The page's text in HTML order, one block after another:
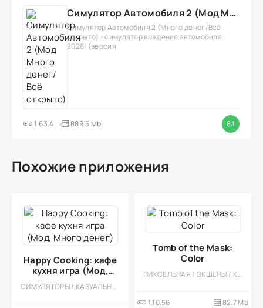
Симулятор Автомобиля 2 (Мод Много денег/Всё открыто)
Симулятор Автомобиля 2 (Много денег/Всё
открыто) - симулятор вождения автомобиля
2026! (версия
1.63.4 889.5 Mb 8.1
Похожие приложения
Happy Cooking: кафе
кухня игра (Мод,
Много денег)
СИМУЛЯТОРЫ / КАЗУАЛЬНЫЕ / ОДНОПОЛЬЗОВАТЕЛЬСКИЕ / СТИЛИЗАЦИЯ / ОФЛАЙН / МОД / ВСТРОЕННЫЙ КЕШ / КУЛИНАРНАЯ / ДЕВОЧКАМ
Tomb of the Mask:
Color
ПИКСЕЛЬНАЯ / ЭКШЕНЫ / КАЗУАЛЬНЫЕ / ОДНОПОЛЬЗОВАТЕЛЬСКИЕ / СТИЛИЗАЦИЯ / ОФЛАЙН / МОД / РЕТРО / ГОЛОВОЛОМКИ
1.10.56 82.7 Mb